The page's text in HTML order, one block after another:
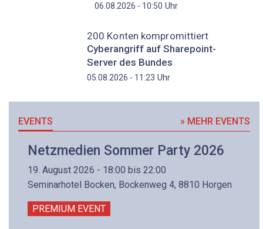
06.08.2026 - 10:50 Uhr
200 Konten kompromittiert
Cyberangriff auf Sharepoint-
Server des Bundes
05.08.2026 - 11:23 Uhr
EVENTS » MEHR EVENTS
Netzmedien Sommer Party 2026
19. August 2026 - 18:00 bis 22:00
Seminarhotel Bocken, Bockenweg 4, 8810 Horgen
PREMIUM EVENT